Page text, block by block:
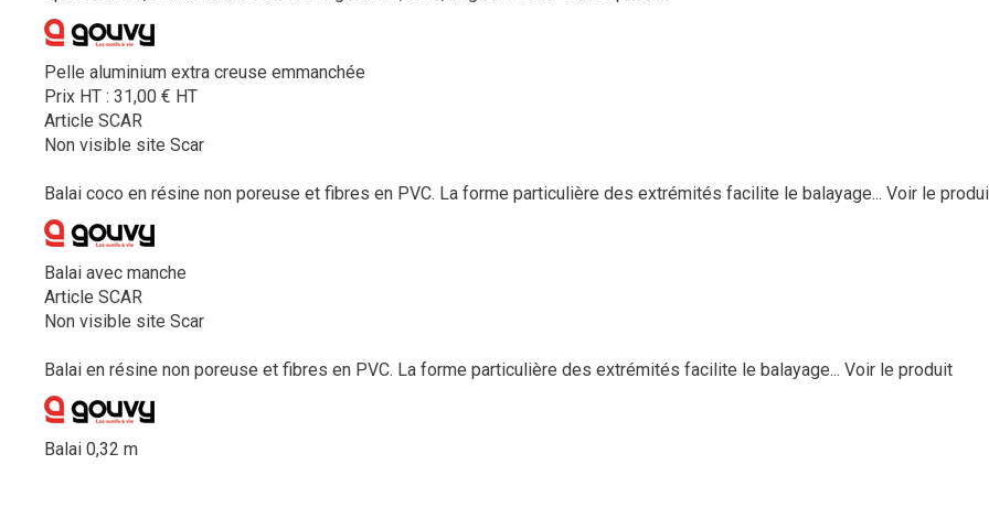
Pelle aluminium extra creuse emmanchée
Prix HT : 31,00 € HT
Article SCAR
Non visible site Scar
Balai coco en résine non poreuse et fibres en PVC. La forme particulière des extrémités facilite le balayage... Voir le
Balai avec manche
Article SCAR
Non visible site Scar
Balai en résine non poreuse et fibres en PVC. La forme particulière des extrémités facilite le balayage... Voir le produit
Balai 0,32 m